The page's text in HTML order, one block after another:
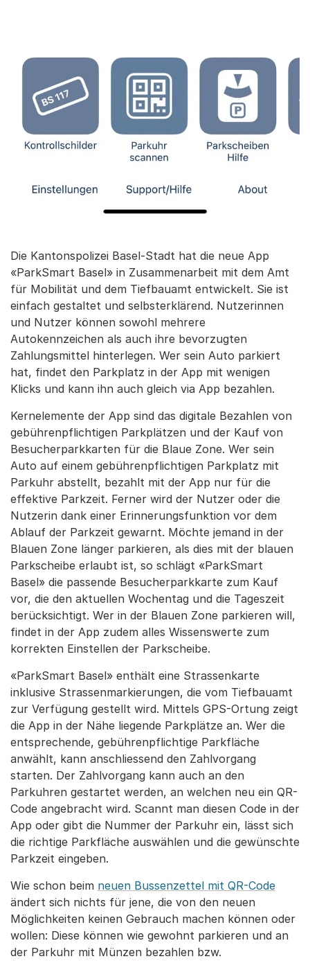
Die Kantonspolizei Basel-Stadt hat die neue App
«ParkSmart Basel» in Zusammenarbeit mit dem Amt
für Mobilität und dem Tiefbauamt entwickelt. Sie ist
einfach gestaltet und selbsterklärend. Nutzerinnen
und Nutzer können sowohl mehrere
Autokennzeichen als auch ihre bevorzugten
Zahlungsmittel hinterlegen. Wer sein Auto parkiert
hat, findet den Parkplatz in der App mit wenigen
Klicks und kann ihn auch gleich via App bezahlen.
Kernelemente der App sind das digitale Bezahlen von
gebührenpflichtigen Parkplätzen und der Kauf von
Besucherparkkarten für die Blaue Zone. Wer sein
Auto auf einem gebührenpflichtigen Parkplatz mit
Parkuhr abstellt, bezahlt mit der App nur für die
effektive Parkzeit. Ferner wird der Nutzer oder die
Nutzerin dank einer Erinnerungsfunktion vor dem
Ablauf der Parkzeit gewarnt. Möchte jemand in der
Blauen Zone länger parkieren, als dies mit der blauen
Parkscheibe erlaubt ist, so schlägt «ParkSmart
Basel» die passende Besucherparkkarte zum Kauf
vor, die den aktuellen Wochentag und die Tageszeit
berücksichtigt. Wer in der Blauen Zone parkieren will,
findet in der App zudem alles Wissenswerte zum
korrekten Einstellen der Parkscheibe.
«ParkSmart Basel» enthält eine Strassenkarte
inklusive Strassenmarkierungen, die vom Tiefbauamt
zur Verfügung gestellt wird. Mittels GPS-Ortung zeigt
die App in der Nähe liegende Parkplätze an. Wer die
entsprechende, gebührenpflichtige Parkfläche
anwählt, kann anschliessend den Zahlvorgang
starten. Der Zahlvorgang kann auch an den
Parkuhren gestartet werden, an welchen neu ein QR-
Code angebracht wird. Scannt man diesen Code in der
App oder gibt die Nummer der Parkuhr ein, lässt sich
die richtige Parkfläche auswählen und die gewünschte
Parkzeit eingeben.
Wie schon beim neuen Bussenzettel mit QR-Code
ändert sich nichts für jene, die von den neuen
Möglichkeiten keinen Gebrauch machen können oder
wollen: Diese können wie gewohnt parkieren und an
der Parkuhr mit Münzen bezahlen bzw.